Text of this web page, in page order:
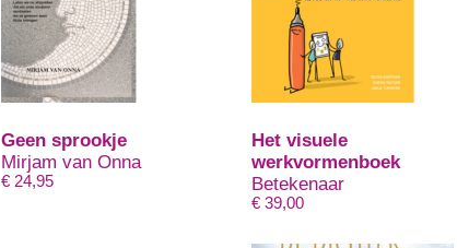
Geen sprookje
Mirjam van Onna
€24,95
Het visuele
werkvormenboek
Betekenaar
€39,00